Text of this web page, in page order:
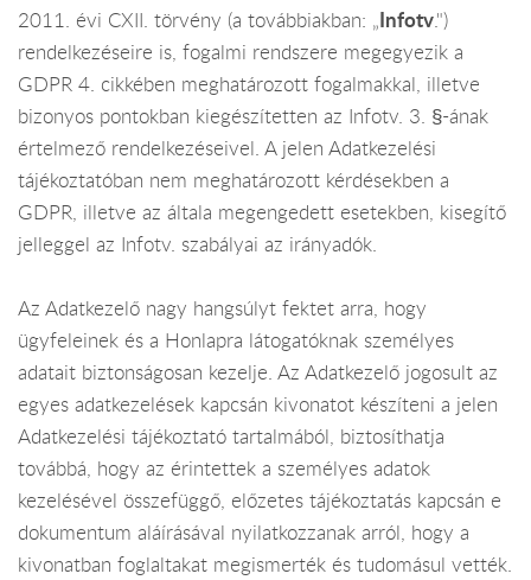
2011. évi CXII. törvény (a továbbiakban: „Infotv.")
rendelkezéseire is, fogalmi rendszere megegyezik a
GDPR 4. cikkében meghatározott fogalmakkal, illetve
bizonyos pontokban kiegészítetten az Infotv. 3. §-ának
értelmező rendelkezéseivel. A jelen Adatkezelési
tájékoztatóban nem meghatározott kérdésekben a
GDPR, illetve az általa megengedett esetekben, kisegítő
jelleggel az Infotv. szabályai az irányadók.
Az Adatkezelő nagy hangsúlyt fektet arra, hogy
ügyfeleinek és a Honlapra látogatóknak személyes
adatait biztonságosan kezelje. Az Adatkezelő jogosult az
egyes adatkezelések kapcsán kivonatot készíteni a jelen
Adatkezelési tájékoztató tartalmából, biztosíthatja
továbbá, hogy az érintettek a személyes adatok
kezelésével összefüggő, előzetes tájékoztatás kapcsán e
dokumentum aláírásával nyilatkozzanak arról, hogy a
kivonatban foglaltakat megismerték és tudomásul vették.